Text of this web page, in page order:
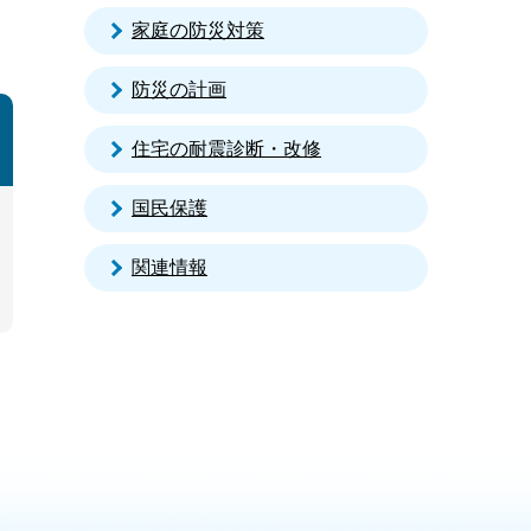
家庭の防災対策
防災の計画
住宅の耐震診断・改修
国民保護
関連情報